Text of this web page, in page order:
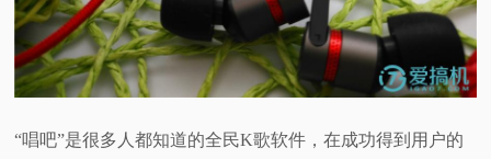
视
频
“唱吧”是很多人都知道的全民K歌软件，在成功得到用户的